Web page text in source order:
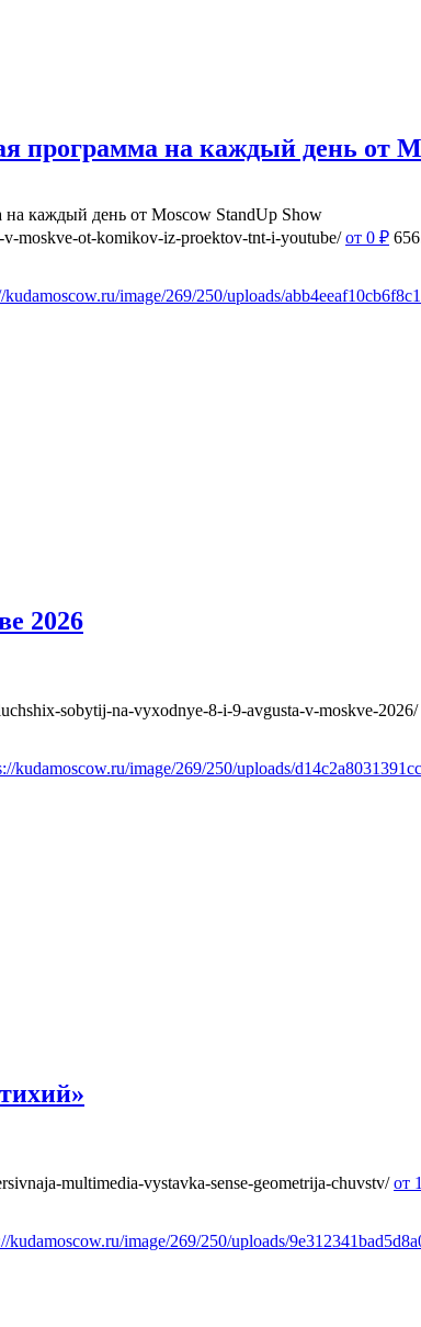
программа на каждый день от
каждый день от Moscow StandUp Show
v-moskve-ot-komikov-iz-proektov-tnt-i-youtube/ от 0 ₽
kudamoscow.ru/image/269/250/uploads/
2026
sobytij-na-vyxodnye-8-i-9-avgusta-v-moskve-2026/
kudamoscow.ru/image/269/250/uploads/
multimedia-vystavka-sense-geometrija-chuvstv/ от
kudamoscow.ru/image/269/250/uploads/